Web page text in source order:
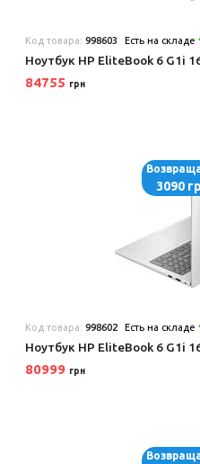
Код товара:998603 Есть на складе
Ноутбук HP EliteBook 6 G1i
84755 грн
3090
Код товара:998602 Есть на складе
Ноутбук HP EliteBook 6 G1i
80999 грн